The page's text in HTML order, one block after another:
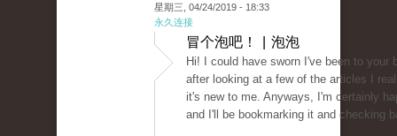
星期三, 04/24/2019 - 18:33
永久连接
冒个泡吧！ | 泡泡
Hi! I could have sworn I've been to your
after looking at a few of the articles I
it's new to me. Anyways, I'm certainly
and I'll be bookmarking it and checking